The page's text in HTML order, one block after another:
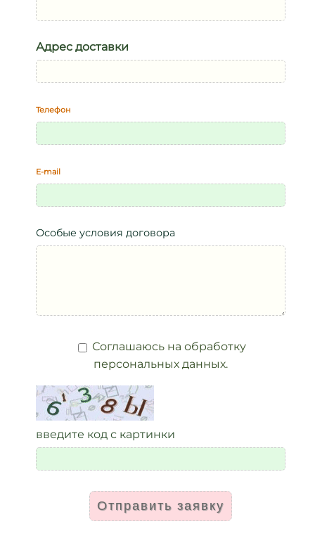
Адрес доставки
Телефон
E-mail
Особые условия договора
Соглашаюсь на обработку
персональных данных.
введите код с картинки
Отправить заявку